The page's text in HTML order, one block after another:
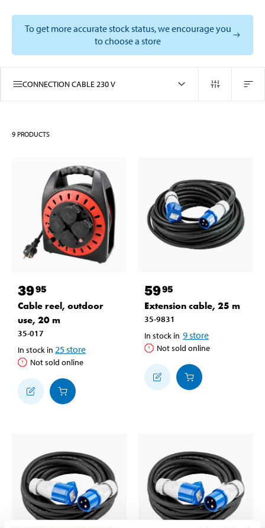
To get more accurate stock status, we encourage you
to choose a store
CONNECTION CABLE 230 V
9 PRODUCTS
3995
Cable reel, outdoor
use, 20 m
35-017
In stock in 25store
Not sold online
5995
Extension cable, 25 m
35-9831
In stock in 9store
Not sold online